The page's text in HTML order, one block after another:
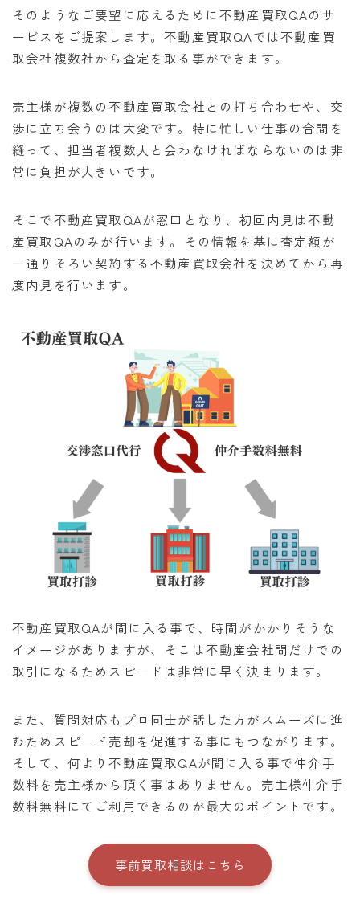
そのようなご要望に応えるために不動産買取QAのサ
ービスをご提案します。不動産買取QAでは不動産買
取会社複数社から査定を取る事ができます。
売主様が複数の不動産買取会社との打ち合わせや、交
渉に立ち会うのは大変です。特に忙しい仕事の合間を
縫って、担当者複数人と会わなければならないのは非
常に負担が大きいです。
そこで不動産買取QAが窓口となり、初回内見は不動
産買取QAのみが行います。その情報を基に査定額が
一通りそろい契約する不動産買取会社を決めてから再
度内見を行います。
不動産買取QAが間に入る事で、時間がかかりそうな
イメージがありますが、そこは不動産会社間だけでの
取引になるためスピードは非常に早く決まります。
また、質問対応もプロ同士が話した方がスムーズに進
むためスピード売却を促進する事にもつながります。
そして、何より不動産買取QAが間に入る事で仲介手
数料を売主様から頂く事はありません。売主様仲介手
数料無料にてご利用できるのが最大のポイントです。
事前買取相談はこちら